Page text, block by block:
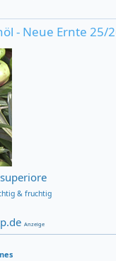
- Neue Ernte 25/
& fruchtig
Anzeige